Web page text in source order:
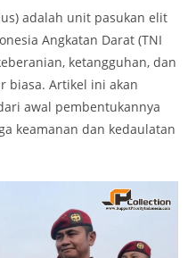
adalah unit pasukan elit
Angkatan Darat (TNI
ketangguhan, dan
biasa. Artikel ini akan
awal pembentukannya
keamanan dan kedaulatan